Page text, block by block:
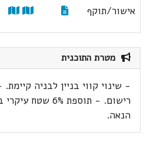
אישור/תוקף
מטרת התוכנית
- שינוי קווי בניין לבניה
רישום. - תוספת
הנאה.